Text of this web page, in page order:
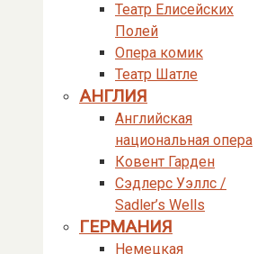
Театр Елисейских
Полей
Опера комик
Театр Шатле
АНГЛИЯ
Английская
национальная опера
Ковент Гарден
Сэдлерс Уэллс /
Sadler’s Wells
ГЕРМАНИЯ
Немецкая